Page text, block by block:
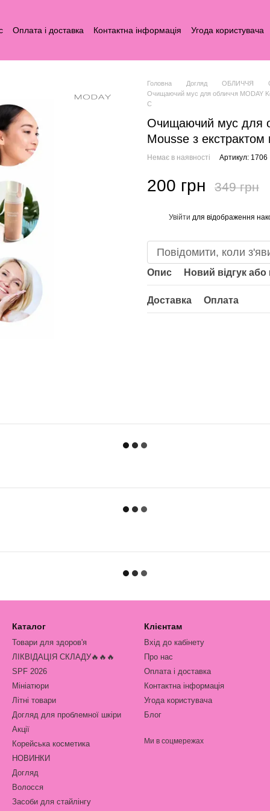
Оплата і доставка Контактна інформація Угода користувача
Головна Догляд ОБЛИЧЧЯ
Очищаючий мус для обличчя MODAY
С
Очищаючий мус для
Mousse з екстрактом
Немає в наявності Артикул: 1706
200 грн 349 грн
Увійти для відображення
Повідомити, коли
Опис Новий відгук
Доставка Оплата
Каталог
Товари для здоров'я
ЛІКВІДАЦІЯ СКЛАДУ🔥🔥🔥
SPF 2026
Мініатюри
Літні товари
Догляд для проблемної шкіри
Акції
Корейська косметика
НОВИНКИ
Догляд
Волосся
Засоби для стайлінгу
Клієнтам
Вхід до кабінету
Про нас
Оплата і доставка
Контактна інформація
Угода користувача
Блог
Ми в соцмережах